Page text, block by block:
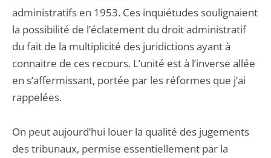
administratifs en 1953. Ces inquiétudes soulignaient
la possibilité de l’éclatement du droit administratif
du fait de la multiplicité des juridictions ayant à
connaitre de ces recours. L’unité est à l’inverse allée
en s’affermissant, portée par les réformes que j’ai
rappelées.
On peut aujourd’hui louer la qualité des jugements
des tribunaux, permise essentiellement par la